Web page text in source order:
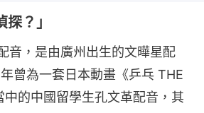
探？」
音，是由廣州出生的文曄星配
曾為一套日本動畫《乒乓 THE
的中國留學生孔文革配音，其